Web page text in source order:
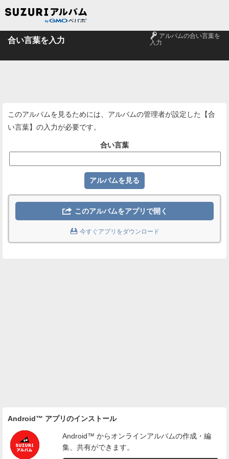
合い言葉を入力 🔑 アルバムの合い言葉を
入力
このアルバムを見るためには、アルバムの管理者が設定した【合
い言葉】の入力が必要です。
合い言葉
 このアルバムをアプリで開く
 今すぐアプリをダウンロード
Android™ アプリのインストール
Android™ からオンラインアルバムの作成・編
集、共有ができます。